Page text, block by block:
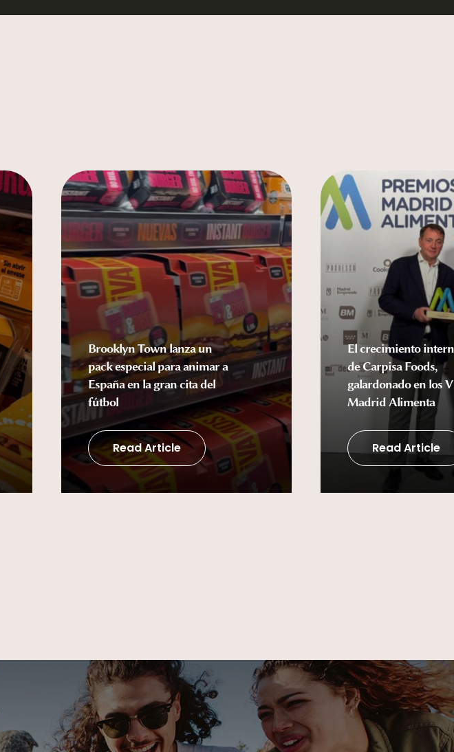
Brooklyn Town lanza un
pack especial para animar a
España en la gran cita del
fútbol
Read Article
El crecimiento
de Carpisa Foods,
galardonado en los
Madrid Alimenta
Read Article